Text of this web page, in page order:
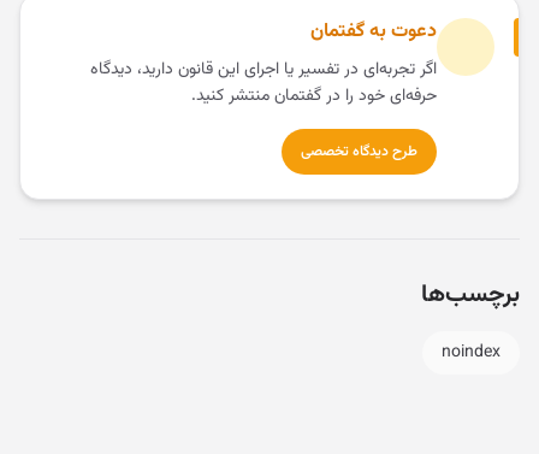
دعوت به گفتمان
اگر تجربه‌ای در تفسیر یا اجرای این قانون دارید، دیدگاه
حرفه‌ای خود را در گفتمان منتشر کنید.
طرح دیدگاه تخصصی
برچسب‌ها
noindex